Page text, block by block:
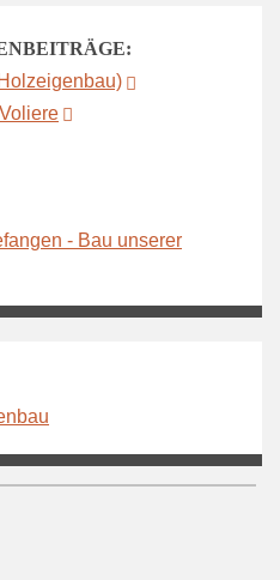
- Bau unserer